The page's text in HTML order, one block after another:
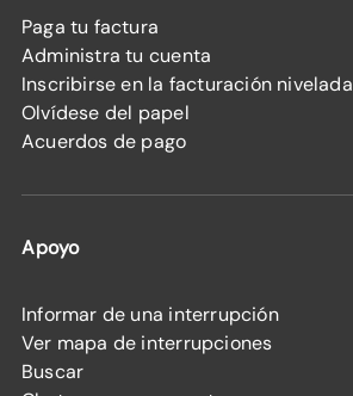
Paga tu factura
Administra tu cuenta
Inscribirse en la facturación nivelada
Olvídese del papel
Acuerdos de pago
Apoyo
Informar de una interrupción
Ver mapa de interrupciones
Buscar